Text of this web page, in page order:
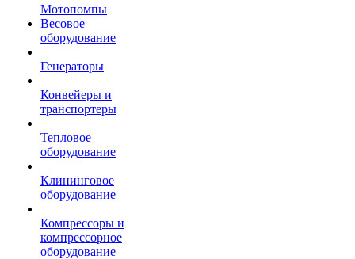
Мотопомпы
Весовое
оборудование
Генераторы
Конвейеры и
транспортеры
Тепловое
оборудование
Клининговое
оборудование
Компрессоры и
компрессорное
оборудование